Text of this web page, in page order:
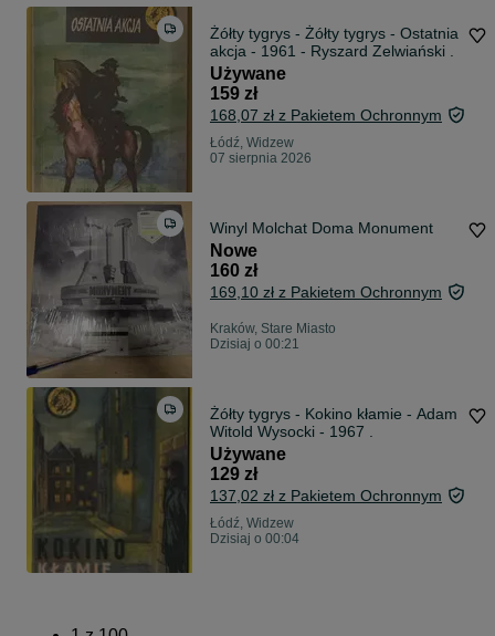
Żółty tygrys - Żółty tygrys - Ostatnia
akcja - 1961 - Ryszard Zelwiański .
Używane
159 zł
168,07 zł z Pakietem Ochronnym
Łódź, Widzew
07 sierpnia 2026
Winyl Molchat Doma Monument
Nowe
160 zł
169,10 zł z Pakietem Ochronnym
Kraków, Stare Miasto
Dzisiaj o 00:21
Żółty tygrys - Kokino kłamie - Adam
Witold Wysocki - 1967 .
Używane
129 zł
137,02 zł z Pakietem Ochronnym
Łódź, Widzew
Dzisiaj o 00:04